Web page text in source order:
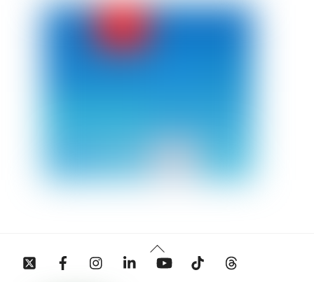
Back
To
Twitter Facebook InstagramLinkedin YouTube Tiktok